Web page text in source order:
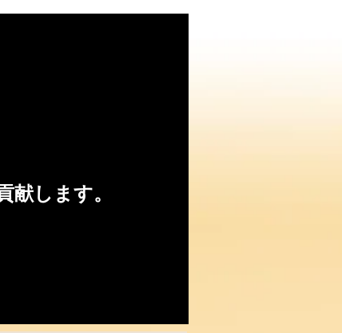
献します。